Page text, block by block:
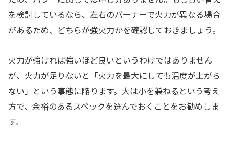
を検討しているなら、左右のバーナーで火力が異なる場合
があるため、どちらが強火力かを確認しておきましょう。
火力が強ければ強いほど良いというわけではありません
が、火力が足りないと「火力を最大にしても温度が上がら
ない」という事態に陥ります。大は小を兼ねるという考え
方で、余裕のあるスペックを選んでおくことをお勧めしま
す。